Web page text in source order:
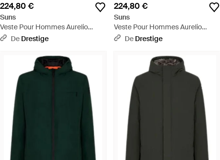
224,80 €
Suns
Veste Pour Hommes Aurelio
Velour Bordeaux - Rouge
De Drestige
224,80 €
Suns
Veste Pour Hommes Aurelio
Velour Fossil - Marron
De Drestige